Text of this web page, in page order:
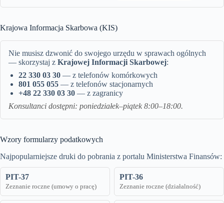
Krajowa Informacja Skarbowa (KIS)
Nie musisz dzwonić do swojego urzędu w sprawach ogólnych
— skorzystaj z Krajowej Informacji Skarbowej:
22 330 03 30 — z telefonów komórkowych
801 055 055 — z telefonów stacjonarnych
+48 22 330 03 30 — z zagranicy
Konsultanci dostępni: poniedziałek–piątek 8:00–18:00.
Wzory formularzy podatkowych
Najpopularniejsze druki do pobrania z portalu Ministerstwa Finansów:
PIT-37
Zeznanie roczne (umowy o pracę)
PIT-36
Zeznanie roczne (działalność)